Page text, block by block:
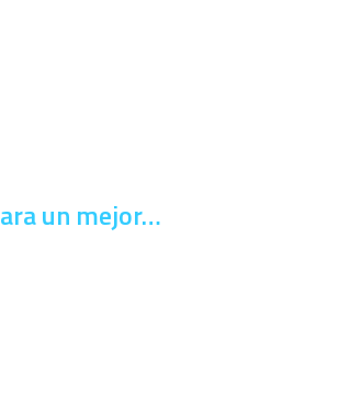
un mejor…